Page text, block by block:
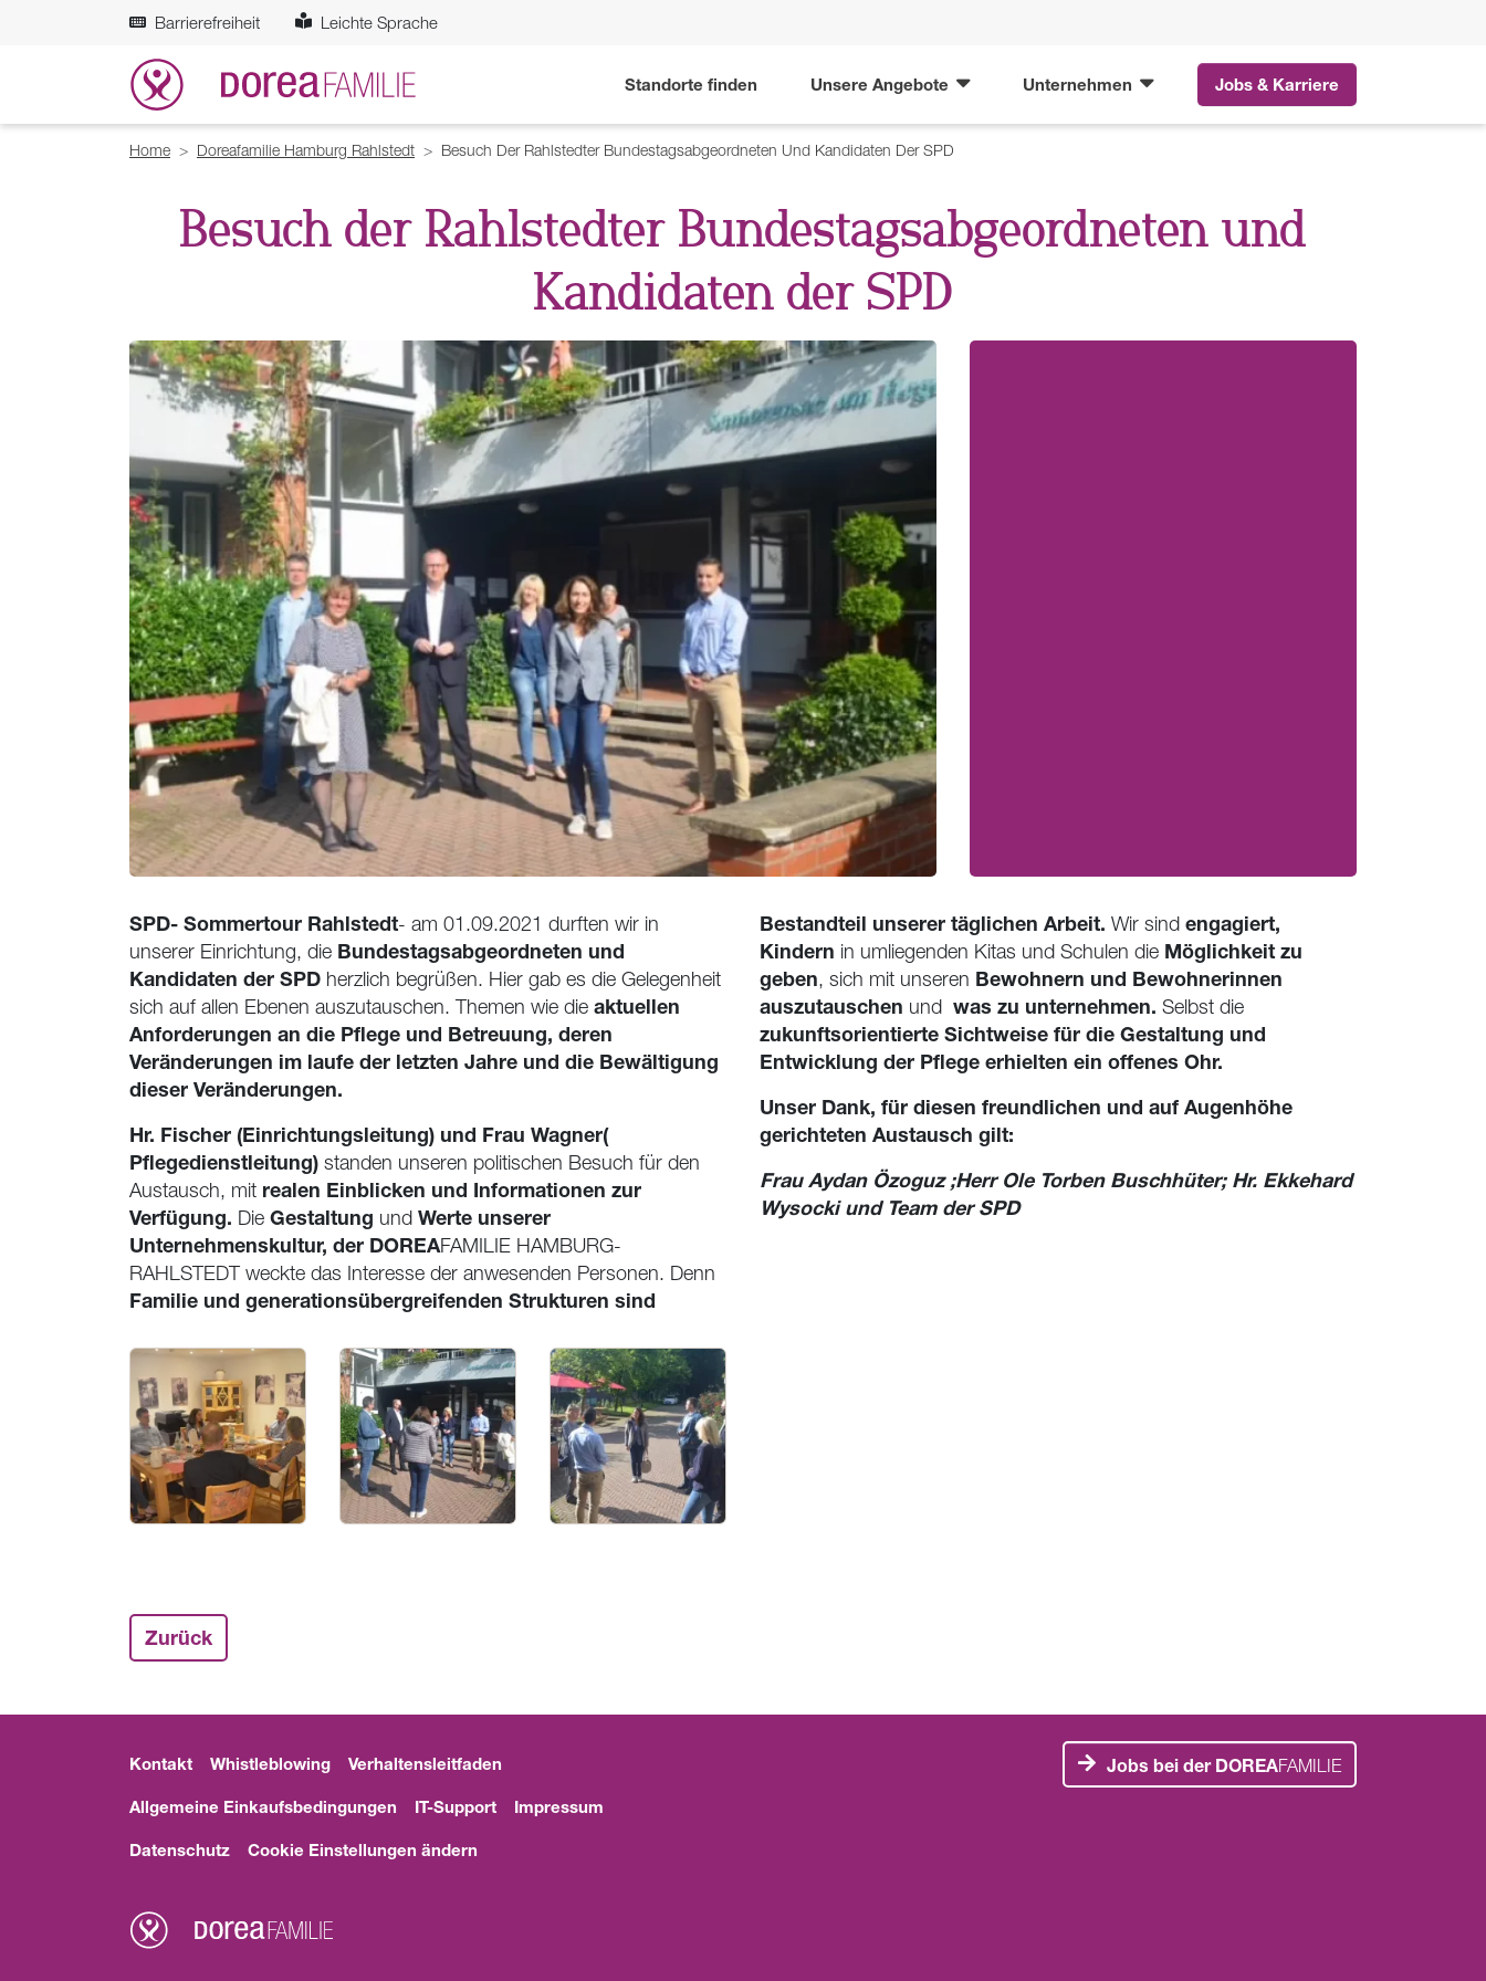
Zum Hauptinhalt springen
Barrierefreiheit Leichte Sprache
Standorte finden Unsere Angebote Unternehmen Jobs & Karriere
Breadcrumb
Home Doreafamilie Hamburg Rahlstedt Besuch Der Rahlstedter Bundestagsabgeordneten Und Kandidaten Der SPD
Besuch der Rahlstedter Bundestagsabgeordneten und
Kandidaten der SPD
SPD- Sommertour Rahlstedt- am 01.09.2021 durften wir in
unserer Einrichtung, die Bundestagsabgeordneten und
Kandidaten der SPD herzlich begrüßen. Hier gab es die Gelegenheit
sich auf allen Ebenen auszutauschen. Themen wie die aktuellen
Anforderungen an die Pflege und Betreuung, deren
Veränderungen im laufe der letzten Jahre und die Bewältigung
dieser Veränderungen.
Hr. Fischer (Einrichtungsleitung) und Frau Wagner(
Pflegedienstleitung) standen unseren politischen Besuch für den
Austausch, mit realen Einblicken und Informationen zur
Verfügung. Die Gestaltung und Werte unserer
Unternehmenskultur, der DOREAFAMILIE HAMBURG-
RAHLSTEDT weckte das Interesse der anwesenden Personen. Denn
Familie und generationsübergreifenden Strukturen sind
Bestandteil unserer täglichen Arbeit. Wir sind engagiert,
Kindern in umliegenden Kitas und Schulen die Möglichkeit zu
geben, sich mit unseren Bewohnern und Bewohnerinnen
auszutauschen und was zu unternehmen. Selbst die
zukunftsorientierte Sichtweise für die Gestaltung und
Entwicklung der Pflege erhielten ein offenes Ohr.
Unser Dank, für diesen freundlichen und auf Augenhöhe
gerichteten Austausch gilt:
Frau Aydan Özoguz ;Herr Ole Torben Buschhüter; Hr. Ekkehard
Wysocki und Team der SPD
Zurück
Kontakt Whistleblowing Verhaltensleitfaden
Allgemeine Einkaufsbedingungen IT-Support Impressum
Datenschutz Cookie Einstellungen ändern
Jobs bei der DOREAFAMILIE